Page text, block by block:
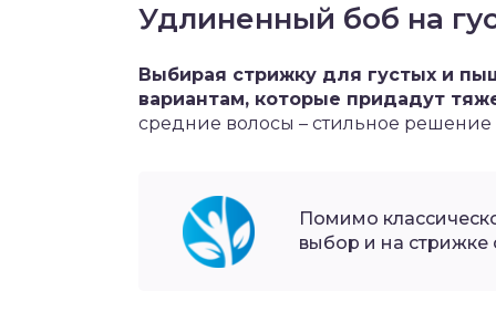
Удлиненный боб на
Выбирая стрижку для густых и
вариантам, которые придадут
средние волосы – стильное решение
Помимо
выбор и на стрижке